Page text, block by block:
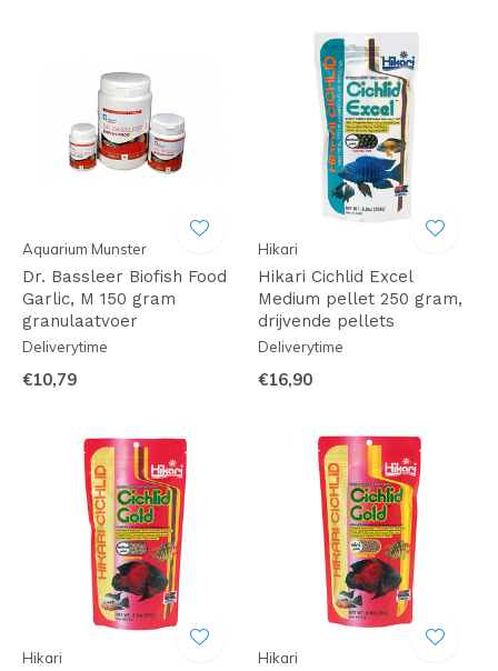
Aquarium Munster
Dr. Bassleer Biofish Food
Garlic, M 150 gram
granulaatvoer
Deliverytime
€10,79
Hikari
Hikari Cichlid Excel
Medium pellet 250 gram,
drijvende pellets
Deliverytime
€16,90
Hikari Hikari